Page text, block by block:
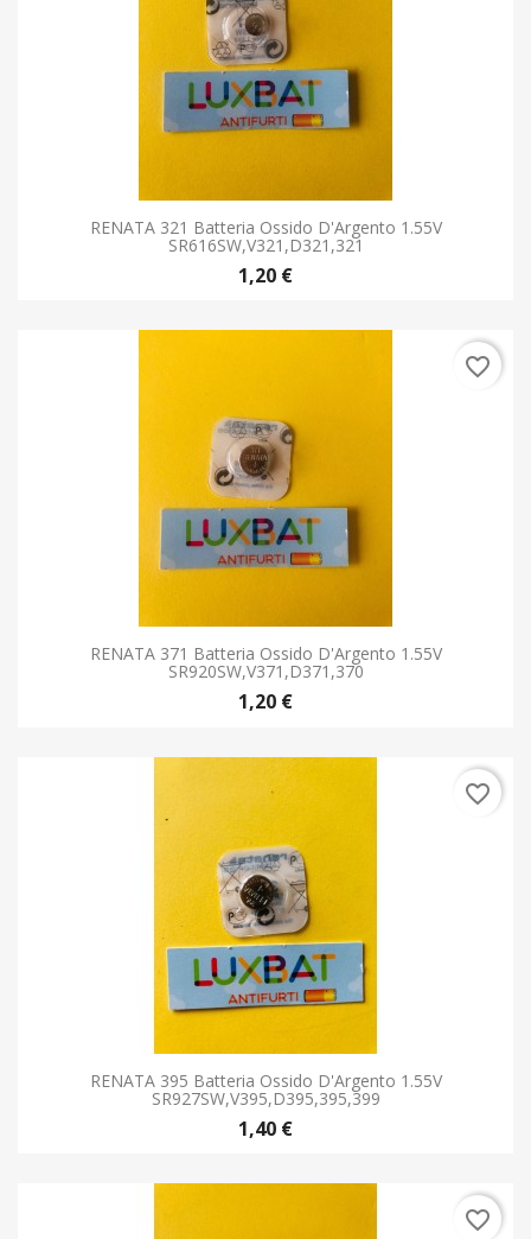
RENATA 321 Batteria Ossido D'Argento 1.55V
SR616SW,V321,D321,321
1,20 €
RENATA 371 Batteria Ossido D'Argento 1.55V
SR920SW,V371,D371,370
1,20 €
favorite_border
RENATA 395 Batteria Ossido D'Argento 1.55V
SR927SW,V395,D395,395,399
1,40 €
favorite_border
favorite_border